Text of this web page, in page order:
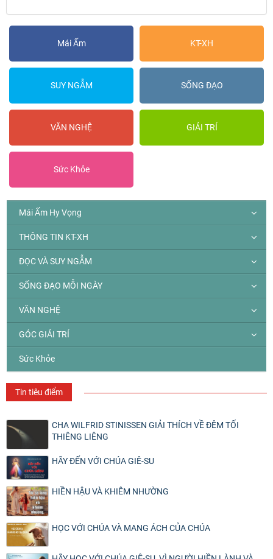
Mái Ấm KT-XH
SUY NGẪM SỐNG ĐẠO
VĂN NGHỆ GIẢI TRÍ
Sức Khỏe
Mái Ấm Hy Vọng
THÔNG TIN KT-XH
ĐỌC VÀ SUY NGẪM
SỐNG ĐẠO MỖI NGÀY
VĂN NGHỆ
GÓC GIẢI TRÍ
Sức Khỏe
Tin tiêu điểm
CHA WILFRID STINISSEN GIẢI THÍCH VỀ ĐÊM TỐI
THIÊNG LIÊNG
HÃY ĐẾN VỚI CHÚA GIÊ-SU
HIỀN HẬU VÀ KHIÊM NHƯỜNG
HỌC VỚI CHÚA VÀ MANG ÁCH CỦA CHÚA